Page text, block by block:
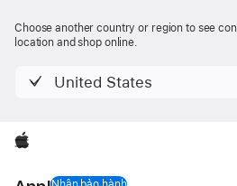
Choose another country or region to see
location and shop online.
United States
Apple